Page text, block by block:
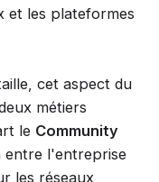
et les plateformes
cet aspect du
métiers
le Community
entre l'entreprise
les réseaux